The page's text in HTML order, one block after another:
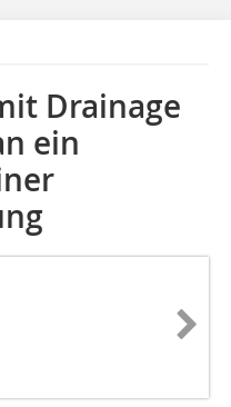
Drainage
ein